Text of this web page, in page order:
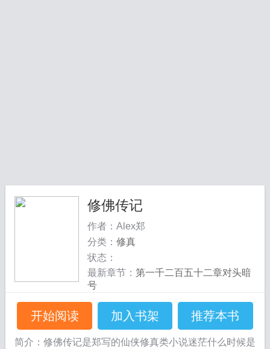
修佛传记
作者：Alex郑
分类： 修真
状态：
最新章节： 第一千二百五十二章对头暗
号
开始阅读 加入书架 推荐本书
简介：修佛传记是郑写的仙侠修真类小说迷茫什么时候是